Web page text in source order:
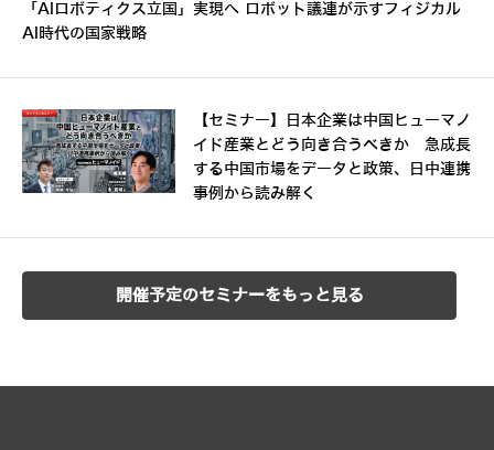
「AIロボティクス立国」実現へ ロボット議連が示すフィジカル
AI時代の国家戦略
【セミナー】日本企業は中国ヒューマノ
イド産業とどう向き合うべきか 急成長
する中国市場をデータと政策、日中連携
事例から読み解く
開催予定のセミナーをもっと見る